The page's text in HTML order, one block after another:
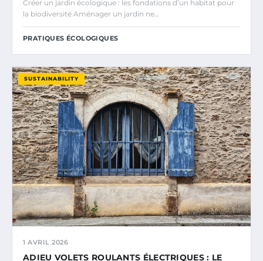
Créer un jardin écologique : les fondations d’un habitat pour
la biodiversité Aménager un jardin ne…
PRATIQUES ÉCOLOGIQUES
SUSTAINABILITY
1 AVRIL 2026
ADIEU VOLETS ROULANTS ÉLECTRIQUES : LE